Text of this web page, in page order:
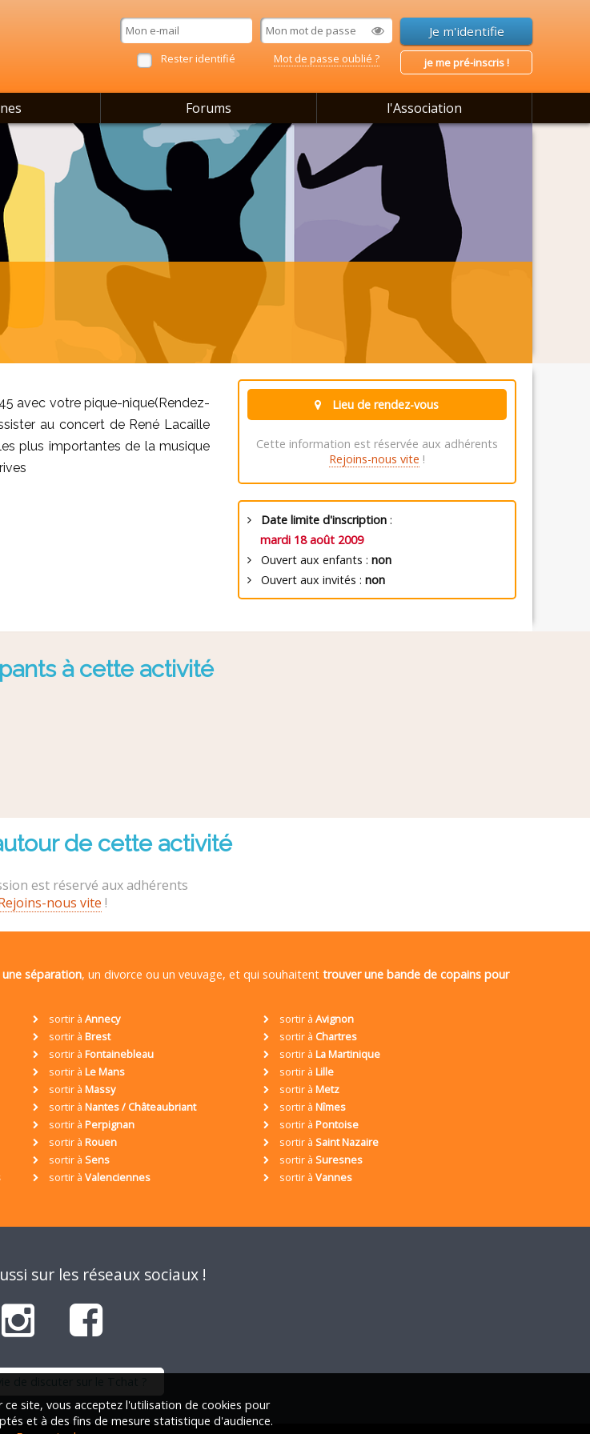
Rester identifié Mot de passe oublié ? je me pré-inscris !
Forums l'Association
avec votre pique-nique(Rendez-
au concert de René Lacaille
plus importantes de la musique
Lieu de rendez-vous
Cette information est réservée aux adhérents
Rejoins-nous vite !
Date limite d'inscription:
mardi 18 août 2009
Ouvert aux enfants : non
Ouvert aux invités : non
à cette activité
de cette activité
est réservé aux adhérents
nous vite !
séparation, un divorce ou un veuvage, et qui souhaitent trouver une bande de copains pour
sortir à Annecy sortir à Avignon
sortir à Brest sortir à Chartres
sortir à Fontainebleau sortir à La Martinique
sortir à Le Mans sortir à Lille
sortir à Massy sortir à Metz
sortir à Nantes / Châteaubriant sortir à Nîmes
sortir à Perpignan sortir à Pontoise
sortir à Rouen sortir à Saint Nazaire
sortir à Sens sortir à Suresnes
sortir à Valenciennes sortir à Vannes
sur les réseaux sociaux !
ce site, vous acceptez l'utilisation de cookies pour
et à des fins de mesure statistique d'audience.